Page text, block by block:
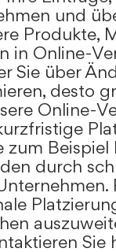
und
Produkte,
in Online-
Sie über
desto
Online-
Beispiel
durch
Sie